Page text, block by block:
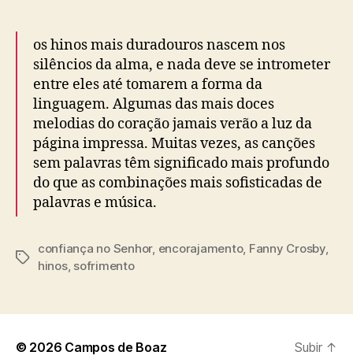
os hinos mais duradouros nascem nos
silêncios da alma, e nada deve se intrometer
entre eles até tomarem a forma da
linguagem. Algumas das mais doces
melodias do coração jamais verão a luz da
página impressa. Muitas vezes, as canções
sem palavras têm significado mais profundo
do que as combinações mais sofisticadas de
palavras e música.
T
confiança no Senhor, encorajamento, Fanny Crosby,
hinos, sofrimento
© 2026 Campos de Boaz Subir ↑